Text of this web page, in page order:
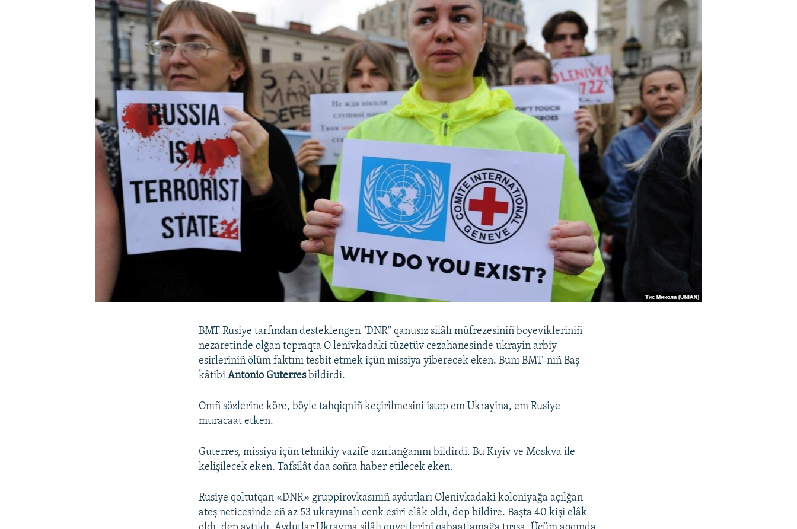
BMT Rusiye tarfından desteklengen "DNR" qanusız silâlı müfrezesiniñ boyevikleriniñ
nezaretinde olğan topraqta O lenivkadaki tüzetüv cezahanesinde ukrayin arbiy
esirleriniñ ölüm faktını tesbit etmek içün missiya yiberecek eken. Bunı BMT-nıñ Baş
kâtibiAntonio Guterresbildirdi.
Onıñ sözlerine köre, böyle tahqiqniñ keçirilmesini istep em Ukrayina, em Rusiye
muracaat etken.
Guterres, missiya içün tehnikiy vazife azırlanğanını bildirdi. Bu Kıyiv ve Moskva ile
kelişilecek eken. Tafsilât daa soñra haber etilecek eken.
Rusiye qoltutqan «DNR» gruppirovkasınıñ aydutları Olenivkadaki koloniyağa açılğan
ateş neticesinde eñ az 53 ukrayınalı cenk esiri elâk oldı, dep bildire. Başta 40 kişi elâk